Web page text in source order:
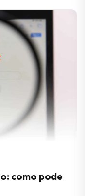
como pode